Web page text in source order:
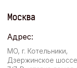
Москва
Адрес:
МО, г. Котельники,
Дзержинское